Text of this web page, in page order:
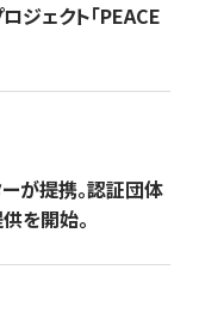
ジェクト「PEACE
が提携。認証団体
を開始。